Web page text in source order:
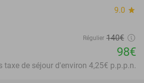
9.0 star
Régulier 140€
98€
taxe de séjour d'environ 4,25€ p.p.p.n.